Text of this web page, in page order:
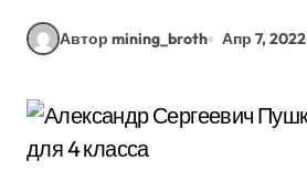
Автор mining_broth Апр 7, 2022